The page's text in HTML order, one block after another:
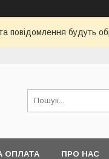
повідомлення будуть
ОПЛАТА ПРО НАС